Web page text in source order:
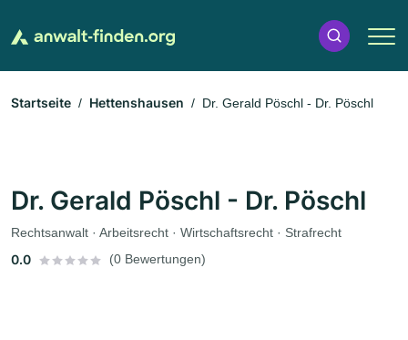
Startseite Hettenshausen Dr. Gerald Pöschl - Dr. Pöschl
Dr. Gerald Pöschl - Dr. Pöschl
Rechtsanwalt · Arbeitsrecht · Wirtschaftsrecht · Strafrecht
0.0 (0 Bewertungen)